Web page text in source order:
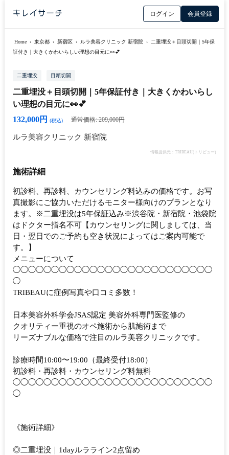
ログイン 会員登録
Home › 東京都 › 新宿区 › ルラ美容クリニック 新宿院 ›
二重埋没＋目頭切開｜5年保
証付き｜大きくかわいらしい理想の目元に👀💕
二重埋没 目頭切開
二重埋没＋目頭切開｜5年保証付き｜大きくかわいらし
い理想の目元に👀💕
132,000円
(税込) 通常価格: 209,000円
ルラ美容クリニック 新宿院
情報提供元：TRIBEAU(トリビュー)
施術詳細
初診料、再診料、カウンセリング料込みの価格です。お写
真撮影にご協力いただけるモニター様向けのプランとなり
ます。※二重埋没は5年保証込み※渋谷院・新宿院・池袋院
はドクター指名不可【カウンセリングに関しましては、当
日・翌日でのご予約も空き状況によってはご案内可能で
す。】
メニューについて
◯◯◯◯◯◯◯◯◯◯◯◯◯◯◯◯◯◯◯◯◯◯◯◯◯◯
◯
TRIBEAUに症例写真や口コミ多数！
日本美容外科学会JSAS認定 美容外科専門医監修の
クオリティー重視のオペ施術から肌施術まで
リーズナブルな価格で注目のルラ美容クリニックです。
診療時間10:00〜19:00（最終受付18:00）
初診料・再診料・カウンセリング料無料
◯◯◯◯◯◯◯◯◯◯◯◯◯◯◯◯◯◯◯◯◯◯◯◯◯◯
◯
《施術詳細》
◎二重埋没｜1dayルラライン2点留め